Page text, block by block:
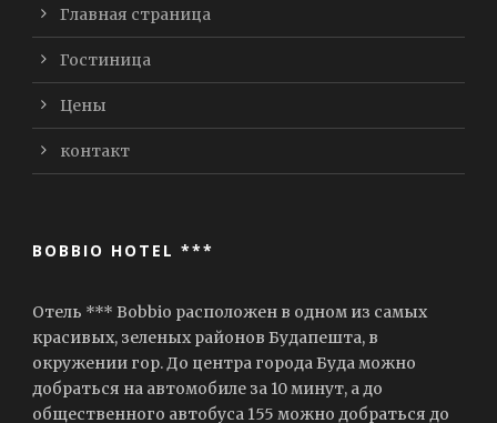
Главная страница
Гостиница
Цены
контакт
BOBBIO HOTEL ***
Отель *** Bobbio расположен в одном из самых
красивых, зеленых районов Будапешта, в
окружении гор. До центра города Буда можно
добраться на автомобиле за 10 минут, а до
общественного автобуса 155 можно добраться до